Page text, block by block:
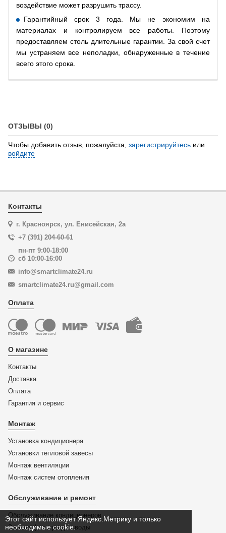
Этот сайт использует Яндекс.Метрику и только
необходимые cookie.
воздействие может разрушить трассу.
Гарантийный срок 3 года. Мы не экономим на
материалах и контролируем все работы. Поэтому
предоставляем столь длительные гарантии. За свой счет
мы устраняем все неполадки, обнаруженные в течение
всего этого срока.
ОТЗЫВЫ (0)
Чтобы добавить отзыв, пожалуйста, зарегистрируйтесь или
войдите
Контакты
г. Красноярск, ул. Енисейская, 2а
+7 (391) 204-60-61
пн-пт 9:00-18:00
сб 10:00-16:00
info@smartclimate24.ru
smartclimate24.ru@gmail.com
Оплата
О магазине
Контакты
Доставка
Оплата
Гарантия и сервис
Монтаж
Установка кондиционера
Установки тепловой завесы
Монтаж вентиляции
Монтаж систем отопления
Обслуживание и ремонт
Обслуживание кондиционеров
Замена фильтра для воды